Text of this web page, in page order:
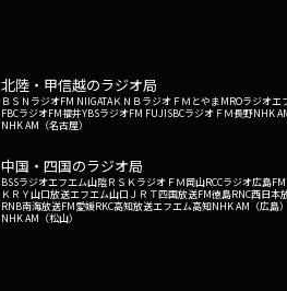
北陸・甲信越のラジオ局
ＢＳＮラジオFM NIIGATAＫＮＢラジオ ＦＭとやまMROラジオエ
FBCラジオFM福井YBSラジオFM FUJISBCラジオ ＦＭ長野NHK
NHK AM（名古屋）
中国・四国のラジオ局
BSSラジオエフエム山陰ＲＳＫラジオ ＦＭ岡山RCCラジオ広島FM
ＫＲＹ山口放送エフエム山口 ＪＲＴ四国放送FM徳島RNC西日本
RNB南海放送FM愛媛RKC高知放送エフエム高知NHK AM（広島）
NHK AM（松山）